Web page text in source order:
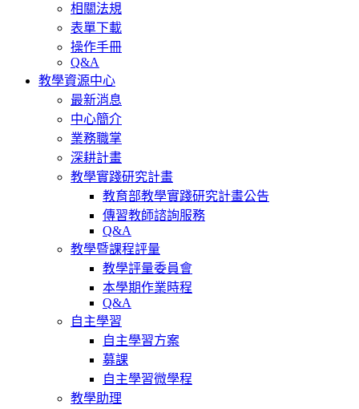
相關法規
表單下載
操作手冊
Q&A
教學資源中心
最新消息
中心簡介
業務職掌
深耕計畫
教學實踐研究計畫
教育部教學實踐研究計畫公告
傳習教師諮詢服務
Q&A
教學暨課程評量
教學評量委員會
本學期作業時程
Q&A
自主學習
自主學習方案
募課
自主學習微學程
教學助理